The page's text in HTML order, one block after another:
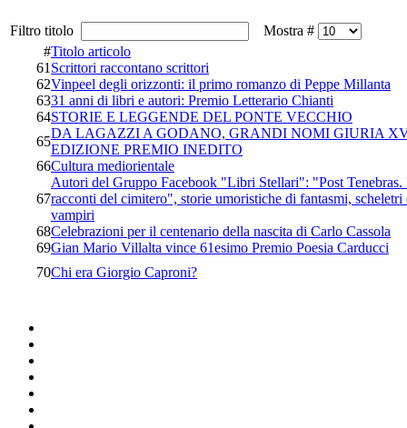
Filtro titolo
Mostra #
#Titolo articolo
61 Scrittori raccontano scrittori
62Vinpeel degli orizzonti: il primo romanzo di Peppe Millanta
6331 anni di libri e autori: Premio Letterario Chianti
64STORIE E LEGGENDE DEL PONTE VECCHIO
65
DA LAGAZZI A GODANO, GRANDI NOMI GIURIA
EDIZIONE PREMIO INEDITO
66Cultura mediorientale
67
Autori del Gruppo Facebook "Libri Stellari": "Post Tenebras.
racconti del cimitero", storie umoristiche di fantasmi, scheletri
vampiri
68Celebrazioni per il centenario della nascita di Carlo Cassola
69Gian Mario Villalta vince 61esimo Premio Poesia Carducci
70Chi era Giorgio Caproni?